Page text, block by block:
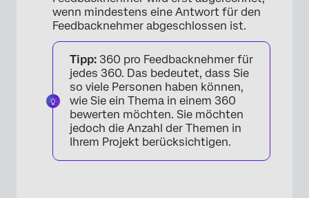
×
wenn mindestens eine Antwort für den
Feedbacknehmer abgeschlossen ist.
Tipp: 360 pro Feedbacknehmer für
jedes 360. Das bedeutet, dass Sie
so viele Personen haben können,
wie Sie ein Thema in einem 360
bewerten möchten. Sie möchten
jedoch die Anzahl der Themen in
Ihrem Projekt berücksichtigen.